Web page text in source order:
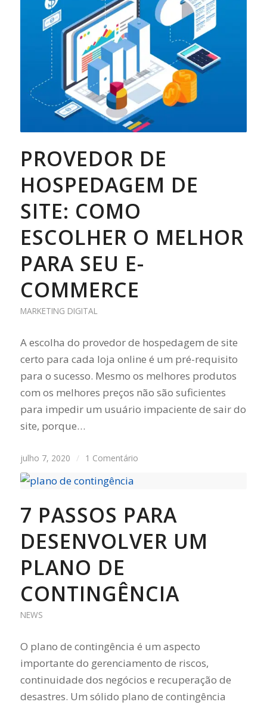
PROVEDOR DE
HOSPEDAGEM DE
SITE: COMO
ESCOLHER O MELHOR
PARA SEU E-
COMMERCE
MARKETING DIGITAL
A escolha do provedor de hospedagem de site
certo para cada loja online é um pré-requisito
para o sucesso. Mesmo os melhores produtos
com os melhores preços não são suficientes
para impedir um usuário impaciente de sair do
site, porque…
julho 7, 2020 / 1 Comentário
7 PASSOS PARA
DESENVOLVER UM
PLANO DE
CONTINGÊNCIA
NEWS
O plano de contingência é um aspecto
importante do gerenciamento de riscos,
continuidade dos negócios e recuperação de
desastres. Um sólido plano de contingência